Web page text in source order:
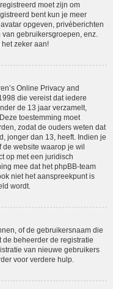
moet zijn om
bent kun je meer
opgeven, privéberichten
gebruikersgroepen, enz.
zeker aan!
Online Privacy and
die vereist dat iedere
de 13 jaar verzamelt,
toestemming moet
zodat de ouders weten dat
jonger dan 13, heeft. Indien je
website waarop je wil
op met een juridisch
mee dat het phpBB-team
niet het aanspreekpunt is
wordt.
of de gebruikersnaam die
de beheerder de registratie
van nieuwe gebruikers
voor verdere hulp.